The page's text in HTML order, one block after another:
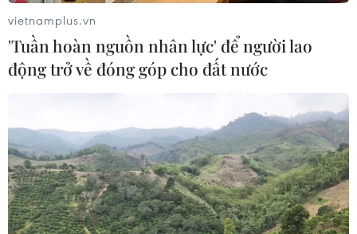
vietnamplus.vn
'Tuần hoàn nguồn nhân lực' để người lao
động trở về đóng góp cho đất nước